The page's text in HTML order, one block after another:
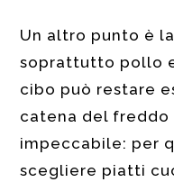
Un altro punto è la
soprattutto pollo
cibo può restare
catena del freddo
impeccabile: per
scegliere piatti